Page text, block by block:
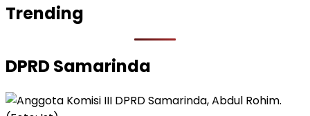
Trending
DPRD Samarinda